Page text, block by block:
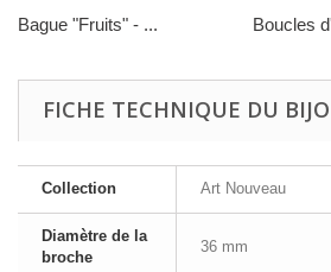
Bague "Fruits" - ... Boucles
FICHE TECHNIQUE DU
Collection Art Nouveau
Diamètre de la
broche
36 mm